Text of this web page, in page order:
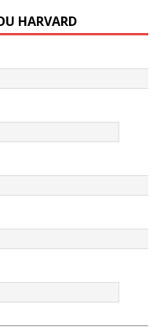
HARVARD